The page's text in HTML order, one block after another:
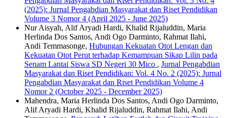
(2025): Jurnal Pengabdian Masyarakat dan Riset Pendidikan
Volume 3 Nomor 4 (April 2025 - June 2025)
Nur Aisyah, Alif Aryadi Hardi, Khalid Rijaluddin, Maria
Herlinda Dos Santos, Andi Ogo Darminto, Rahmat Ilahi,
Andi Temmasonge, Hubungan Kekuatan Otot Lengan dan
Kekuatan Otot Perut terhadap Kemampuan Sikap Lilin pada
Senam Lantai Siswa SD Negeri 30 Mico , Jurnal Pengabdian
Masyarakat dan Riset Pendidikan: Vol. 4 No. 2 (2025): Jurnal
Pengabdian Masyarakat dan Riset Pendidikan Volume 4
Nomor 2 (October 2025 - December 2025)
Mahendra, Maria Herlinda Dos Santos, Andi Ogo Darminto,
Alif Aryadi Hardi, Khalid Rijaluddin, Rahmat Ilahi, Andi